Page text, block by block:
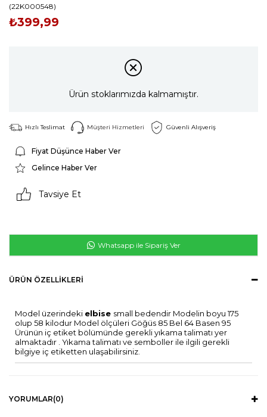
(22K000548)
₺399,99
Ürün stoklarımızda kalmamıştır.
Hızlı Teslimat Müşteri Hizmetleri Güvenli Alışveriş
Fiyat Düşünce Haber Ver
Gelince Haber Ver
Tavsiye Et
Whatsapp ile Sipariş Ver
ÜRÜN ÖZELLIKLERI
Model üzerindeki elbise small bedendir Modelin boyu 175
olup 58 kilodur Model ölçüleri Göğüs 85 Bel 64 Basen 95
Ürünün iç etiket bölümünde gerekli yıkama talimatı yer
almaktadır . Yıkama talimatı ve semboller ile ilgili gerekli
bilgiye iç etiketten ulaşabilirsiniz.
YORUMLAR(0)